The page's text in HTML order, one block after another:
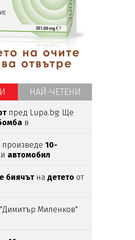
НАЙ-ЧЕТЕНИ
пред Lupa.bg: Ще
в
30 г.до нея
произведе 10-
автомобил
биячът на детето от
Миленков"